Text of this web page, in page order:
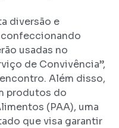
diversão e
usadas no
de Convivência”,
Além disso,
produtos do
(PAA), uma
que visa garantir